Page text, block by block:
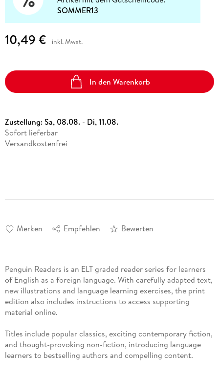
SOMMER13
10,49 € inkl. Mwst.
In den Warenkorb
Zustellung:Sa, 08.08. - Di, 11.08.
Sofort lieferbar
Versandkostenfrei
Merken Empfehlen Bewerten
Penguin Readers is an ELT graded reader series for learners
of English as a foreign language. With carefully adapted text,
new illustrations and language learning exercises, the print
edition also includes instructions to access supporting
material online.
Titles include popular classics, exciting contemporary fiction,
and thought-provoking non-fiction, introducing language
learners to bestselling authors and compelling content.